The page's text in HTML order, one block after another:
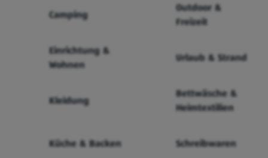
Camping
Outdoor &
Freizeit
Einrichtung &
Wohnen
Urlaub & Strand
Kleidung
Bettwäsche &
Heimtextilien
Küche & Backen Schreibwaren